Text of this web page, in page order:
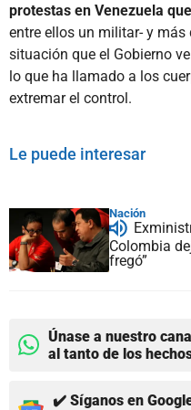
protestas en Venezuela
entre ellos un militar- y más
situación que el Gobierno
lo que ha llamado a los
extremar el control.
Le puede interesar
Nación
Colombia
fregó”
Únase a nuestro
al tanto de los
✔️ Síganos en